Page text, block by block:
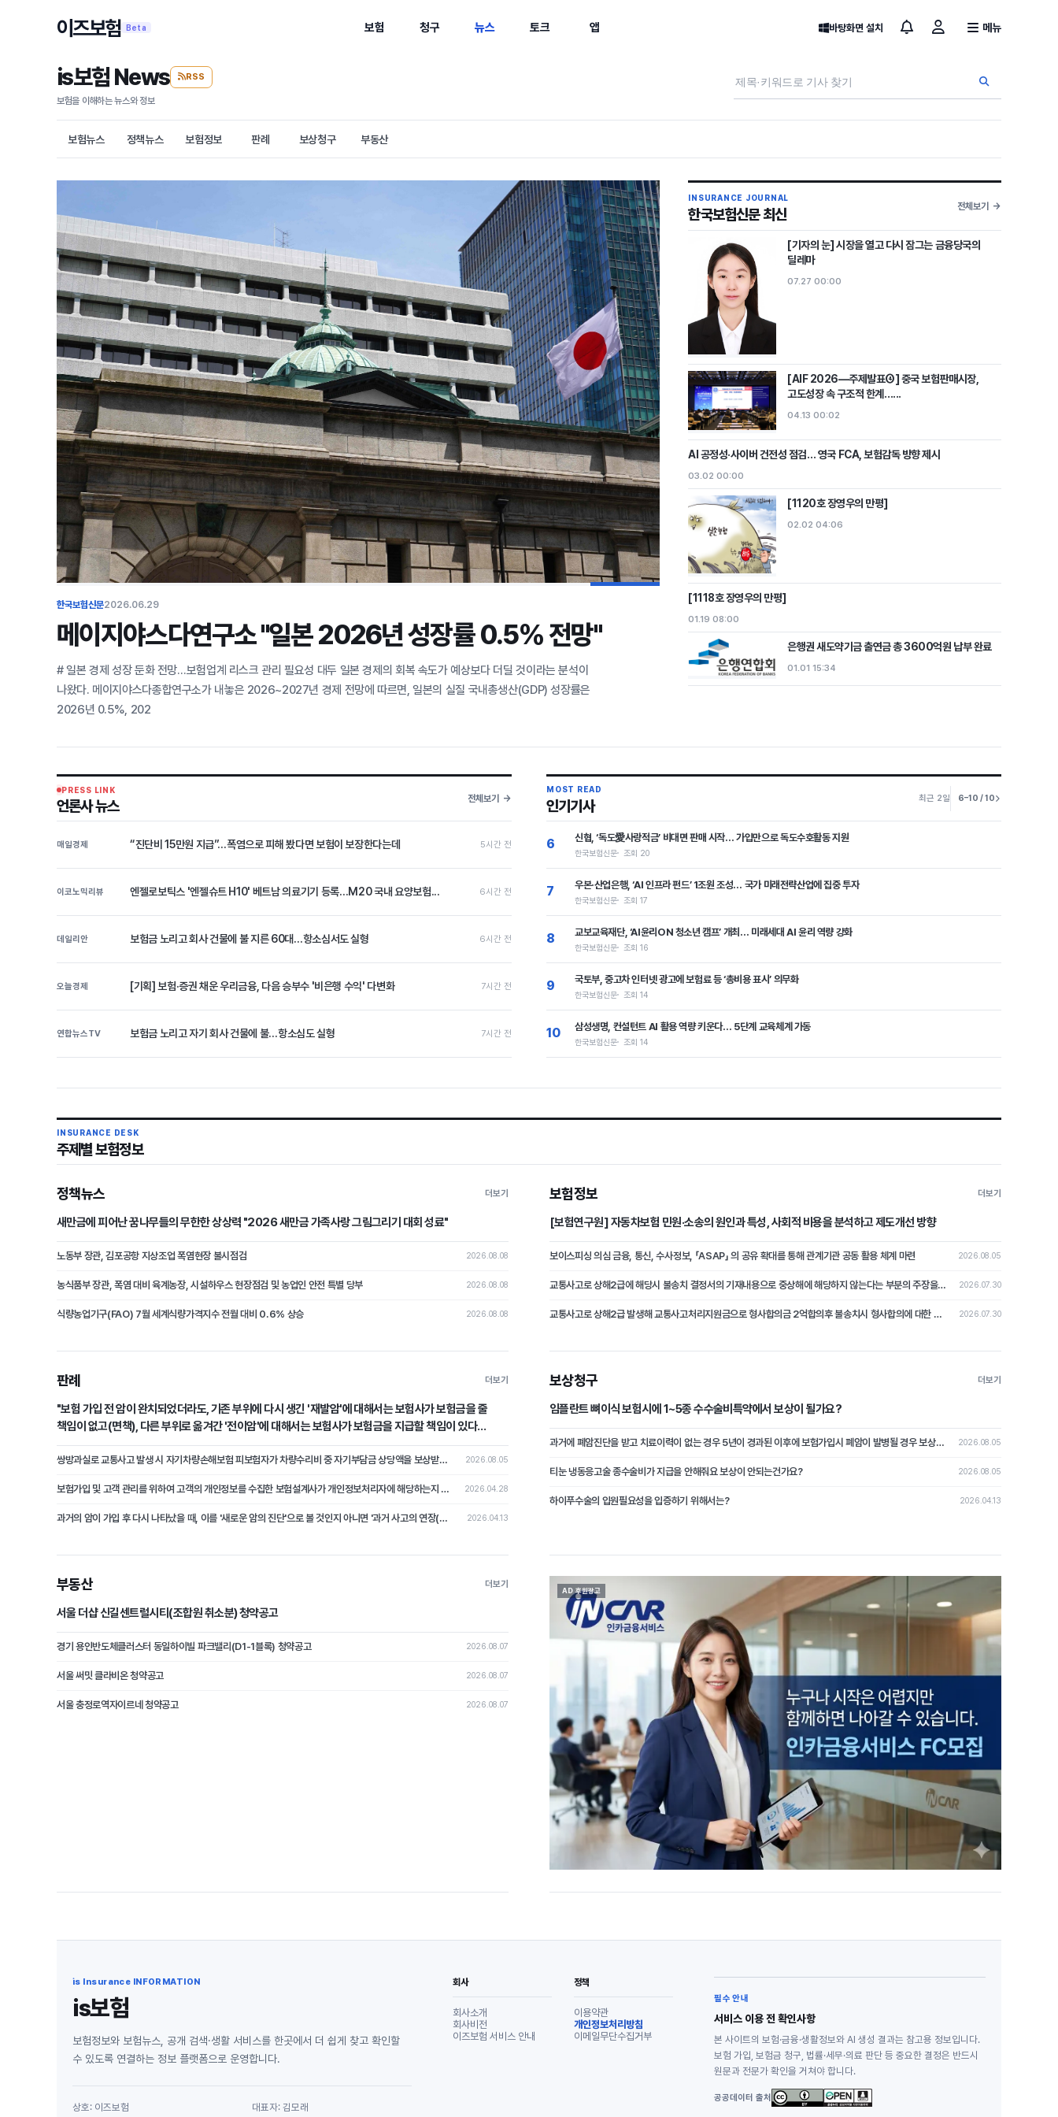
이즈보험 Beta 보험 청구 뉴스 토크 앱 바탕화면 설치 메뉴
is보험 News RSS
보험을 이해하는 뉴스와 정보
보험뉴스 정책뉴스 보험정보 판례 보상청구 부동산
한국보험신문2026.06.29
메이지야스다연구소 "일본 2026년 성장률 0.5% 전망"
# 일본 경제 성장 둔화 전망…보험업계 리스크 관리 필요성 대두 일본 경제의 회복 속도가 예상보다 더딜 것이라는 분석이
나왔다. 메이지야스다종합연구소가 내놓은 2026~2027년 경제 전망에 따르면, 일본의 실질 국내총생산(GDP) 성장률은
2026년 0.5%, 202
INSURANCE JOURNAL
한국보험신문 최신 전체보기
[기자의 눈] 시장을 열고 다시 잠그는 금융당국의
딜레마
07.27 00:00
[AIF 2026―주제발표④] 중국 보험판매시장,
고도성장 속 구조적 한계…...
04.13 00:02
AI 공정성·사이버 건전성 점검… 영국 FCA, 보험감독 방향 제시
03.02 00:00
[1120호 장영우의 만평]
02.02 04:06
[1118호 장영우의 만평]
01.19 08:00
은행권 새도약기금 출연금 총 3600억원 납부 완료
01.01 15:34
PRESS LINK
언론사 뉴스 전체보기
매일경제 “진단비 15만원 지급”…폭염으로 피해 봤다면 보험이 보장한다는데 5시간 전
이코노믹리뷰 엔젤로보틱스 '엔젤슈트 H10' 베트남 의료기기 등록…M20 국내 요양보험... 6시간 전
데일리안 보험금 노리고 회사 건물에 불 지른 60대…항소심서도 실형 6시간 전
오늘경제 [기획] 보험·증권 채운 우리금융, 다음 승부수 '비은행 수익' 다변화 7시간 전
연합뉴스TV 보험금 노리고 자기 회사 건물에 불…항소심도 실형 7시간 전
MOST READ
인기기사 최근 2일 6–10 / 10
6 신협, ‘독도愛사랑적금’ 비대면 판매 시작… 가입만으로 독도수호활동 지원
한국보험신문 조회 20
7 우본·산업은행, ‘AI 인프라 펀드’ 1조원 조성… 국가 미래전략산업에 집중 투자
한국보험신문 조회 17
8 교보교육재단, ‘AI윤리ON 청소년 캠프’ 개최… 미래세대 AI 윤리 역량 강화
한국보험신문 조회 16
9 국토부, 중고차 인터넷 광고에 보험료 등 ‘총비용 표시’ 의무화
한국보험신문 조회 14
10 삼성생명, 컨설턴트 AI 활용 역량 키운다… 5단계 교육체계 가동
한국보험신문 조회 14
INSURANCE DESK
주제별 보험정보
정책뉴스 더보기
새만금에 피어난 꿈나무들의 무한한 상상력 "2026 새만금 가족사랑 그림그리기 대회 성료"
노동부 장관, 김포공항 지상조업 폭염현장 불시점검 2026.08.08
농식품부 장관, 폭염 대비 육계농장, 시설하우스 현장점검 및 농업인 안전 특별 당부 2026.08.08
식량농업기구(FAO) 7월 세계식량가격지수 전월 대비 0.6% 상승 2026.08.08
보험정보 더보기
[보험연구원] 자동차보험 민원·소송의 원인과 특성, 사회적 비용을 분석하고 제도개선 방향
보이스피싱 의심 금융, 통신, 수사정보, 「ASAP」 의 공유 확대를 통해 관계기관 공동 활용 체계 마련 2026.08.05
교통사고로 상해2급에 해당시 불송치 결정서의 기재내용으로 중상해에 해당하지 않는다는 부분의 주장을 철회하고 형사합의로 본 분쟁조정사례[제2026-4호] 2026.07.30
교통사고로 상해2급 발생해 교통사고처리지원금으로 형사합의금 2억합의후 불송치시 형사합의에 대한 쟁점 논쟁이 된 분쟁조정사례 [제2026-3호] 2026.07.30
판례 더보기
"보험 가입 전 암이 완치되었더라도, 기존 부위에 다시 생긴 '재발암'에 대해서는 보험사가 보험금을 줄
책임이 없고(면책), 다른 부위로 옮겨간 '전이암'에 대해서는 보험사가 보험금을 지급할 책임이 있다
(부책)."
쌍방과실로 교통사고 발생 시 자기차량손해보험 피보험자가 차량수리비 중 자기부담금 상당액을 보상받지 못하였는데, 상대차량의 보험자를 상대로 자기부담금 상당의 손해배상을 청구한 사건 2026.08.05
보험가입 및 고객 관리를 위하여 고객의 개인정보를 수집한 보험설계사가 개인정보처리자에 해당하는지 여부가 문제 된 사건 2026.04.28
과거의 암이 가입 후 다시 나타났을 때, 이를 '새로운 암의 진단'으로 볼 것인지 아니면 '과거 사고의 연장(재발)'으로 보아 면책할 것인가? 2026.04.13
보상청구 더보기
임플란트 뼈이식 보험시에 1~5종 수수술비특약에서 보상이 될가요?
과거에 폐암진단을 받고 치료이력이 없는 경우 5년이 경과된 이후에 보험가입시 폐암이 발병될 경우 보상이 가능할가요? 2026.08.05
티눈 냉동응고술 종수술비가 지급을 안해줘요 보상이 안되는건가요? 2026.08.05
하이푸수술의 입원필요성을 입증하기 위해서는? 2026.04.13
부동산 더보기
서울 더샵 신길센트럴시티(조합원 취소분) 청약공고
경기 용인반도체클러스터 동일하이빌 파크밸리(D1-1블록) 청약공고 2026.08.07
서울 써밋 클라비온 청약공고 2026.08.07
서울 충정로역자이르네 청약공고 2026.08.07
AD 후원광고
is Insurance INFORMATION
is보험
보험정보와 보험뉴스, 공개 검색·생활 서비스를 한곳에서 더 쉽게 찾고 확인할
수 있도록 연결하는 정보 플랫폼으로 운영합니다.
상호: 이즈보험 대표자: 김모래
회사
회사소개
회사비전
이즈보험 서비스 안내
정책
이용약관
개인정보처리방침
이메일무단수집거부
필수 안내
서비스 이용 전 확인사항
본 사이트의 보험·금융·생활정보와 AI 생성 결과는 참고용 정보입니다.
보험 가입, 보험금 청구, 법률·세무·의료 판단 등 중요한 결정은 반드시
원문과 전문가 확인을 거쳐야 합니다.
공공데이터 출처